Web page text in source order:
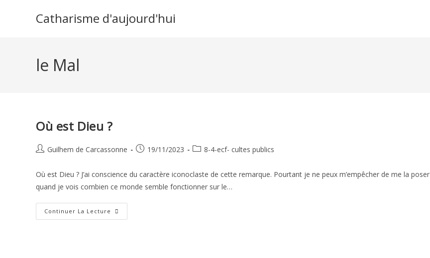
Catharisme d'aujourd'hui
le Mal
Où est Dieu ?
Auteur/autrice
la
publication :
Guilhem de Carcassonne
Publication
19/11/2023
Post8-4-ecf- cultes publics
Où est Dieu ? J’ai conscience du caractère iconoclaste de cette remarque. Pourtant je ne peux m’empêcher de me la poser
quand je vois combien ce monde semble fonctionner sur le…
Continuer La Lecture Où
Est